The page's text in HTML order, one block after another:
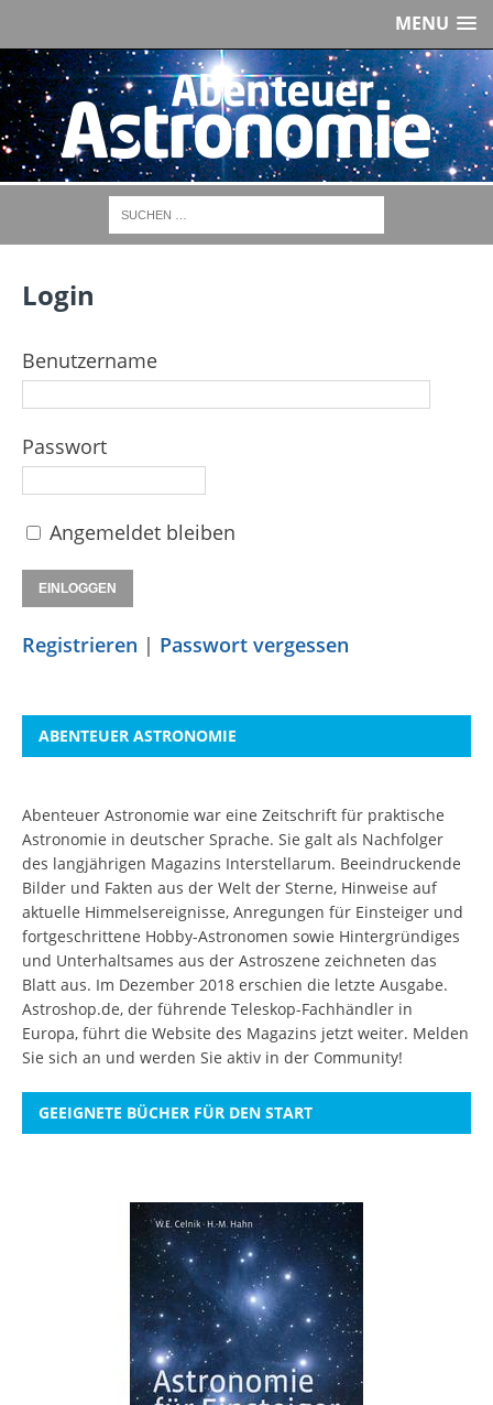
MENU
Login
Benutzername
Passwort
Angemeldet bleiben
Registrieren | Passwort vergessen
ABENTEUER ASTRONOMIE
Abenteuer Astronomie war eine Zeitschrift für praktische
Astronomie in deutscher Sprache. Sie galt als Nachfolger
des langjährigen Magazins Interstellarum. Beeindruckende
Bilder und Fakten aus der Welt der Sterne, Hinweise auf
aktuelle Himmelsereignisse, Anregungen für Einsteiger und
fortgeschrittene Hobby-Astronomen sowie Hintergründiges
und Unterhaltsames aus der Astroszene zeichneten das
Blatt aus. Im Dezember 2018 erschien die letzte Ausgabe.
Astroshop.de, der führende Teleskop-Fachhändler in
Europa, führt die Website des Magazins jetzt weiter. Melden
Sie sich an und werden Sie aktiv in der Community!
GEEIGNETE BÜCHER FÜR DEN START